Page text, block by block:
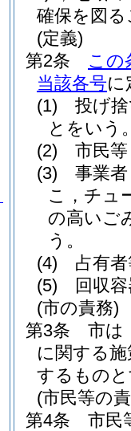
確保を図
(定義)
第2条
この
当該各号に
(1)
投げ
とをいう
(2)
市民
(3)
事業
こ，チュ
の高いご
う。
(4)
占有
(5)
回収
(市の責務)
第3条
市は
に関する施
するもの
(市民等の
第4条
市民